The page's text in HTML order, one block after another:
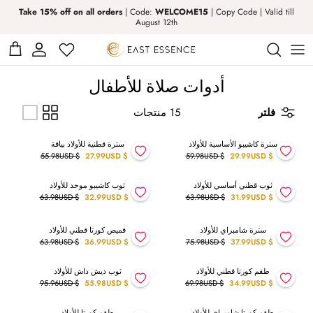
Take 15% off on all orders| Code: WELCOME15 | Copy Code | Valid till
August 12th
Abaya
Co-Ord Set
Dress
Hijabs
Hoodies & T-Shirts
Kufi
Kurta Tops & Sets
T-Shirts and Hoodies
Thobes
Boys
Prayer Dress
Izar
Hijab
kufi
Kurta Tops & Sets for Men
أدوات صلاة للأطفال
فلتر 15 منتجات
50 % خصم
سترة كاشيبو الأساسية للأولاد
$ 29.99USD
$ 59.98USD
50 % خصم
سترة قطنية للأولاد بياقة
$ 27.99USD
$ 55.98USD
50 % خصم
ثوب قطني أساسي للأولاد
$ 31.99USD
$ 63.98USD
48 % خصم
ثوب كاشيبو موحد للأولاد
$ 32.99USD
$ 63.98USD
50 % خصم
سترة شامبراي للأولاد
$ 37.99USD
$ 75.98USD
42 % خصم
قميص كورتا قطني للأولاد
$ 36.99USD
$ 63.98USD
50 % خصم
طقم كورتا قطني للأولاد
$ 34.99USD
$ 69.98USD
42 % خصم
ثوب ديش داش للأولاد
$ 55.98USD
$ 95.96USD